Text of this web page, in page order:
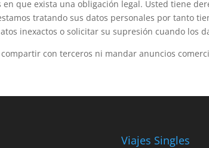
en que exista una obligación legal. Usted tiene
tratando sus datos personales por tanto
inexactos o solicitar su supresión cuando los
con terceros ni mandar anuncios
Viajes Singles